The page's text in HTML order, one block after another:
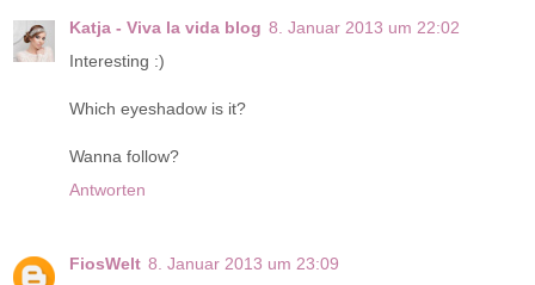
Katja - Viva la vida blog 8. Januar 2013 um 22:02
Interesting :)
Which eyeshadow is it?
Wanna follow?
Antworten
FiosWelt 8. Januar 2013 um 23:09